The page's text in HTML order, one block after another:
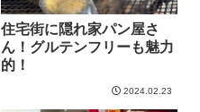
住宅街に隠れ家パン屋さ
ん！グルテンフリーも魅力
的！
2024.02.23